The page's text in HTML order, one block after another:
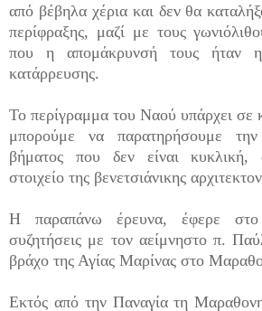
από βέβηλα χέρια και δεν θα
περίφραξης, μαζί με τους
που η απομάκρυνσή τους ήταν η
κατάρρευσης.
Το περίγραμμα του Ναού υπάρχει σε
μπορούμε να παρατηρήσουμε
βήματος που δεν είναι κυκλική,
στοιχείο της βενετσιάνικης
Η παραπάνω έρευνα, έφερε στο
συζητήσεις με τον αείμνηστο π.
βράχο της Αγίας Μαρίνας στο
Εκτός από την Παναγία τη